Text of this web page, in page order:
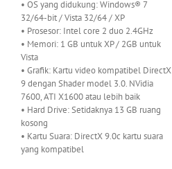
• OS yang didukung: Windows® 7
32/64-bit / Vista 32/64 / XP
• Prosesor: Intel core 2 duo 2.4GHz
• Memori: 1 GB untuk XP / 2GB untuk
Vista
• Grafik: Kartu video kompatibel DirectX
9 dengan Shader model 3.0. NVidia
7600, ATI X1600 atau lebih baik
• Hard Drive: Setidaknya 13 GB ruang
kosong
• Kartu Suara: DirectX 9.0c kartu suara
yang kompatibel